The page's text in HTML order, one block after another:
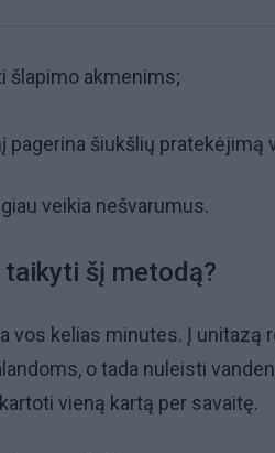
šlapimo akmenims;
pagerina šiukšlių pratekėjimą
veikia nešvarumus.
šį metodą?
vos kelias minutes. Į unitazą
o tada nuleisti
vieną kartą per savaitę.